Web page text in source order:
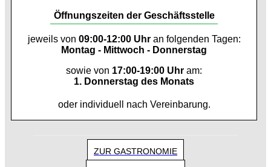
Öffnungszeiten der Geschäftsstelle
jeweils von 09:00-12:00 Uhran folgenden Tagen:
Montag - Mittwoch - Donnerstag
sowie von 17:00-19:00 Uhr am:
1. Donnerstag des Monats
oder individuell nach Vereinbarung.
ZUR GASTRONOMIE